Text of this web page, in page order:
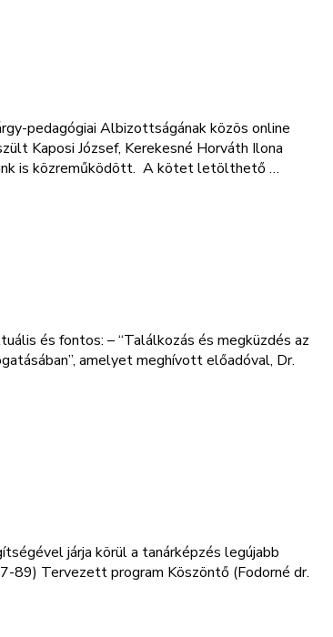
pedagógiai Albizottságának közös online
Kaposi József, Kerekesné Horváth Ilona
is közreműködött. A kötet letölthető …
és fontos: – “Találkozás és megküzdés az
amelyet meghívott előadóval, Dr.
járja körül a tanárképzés legújabb
89) Tervezett program Köszöntő (Fodorné dr.